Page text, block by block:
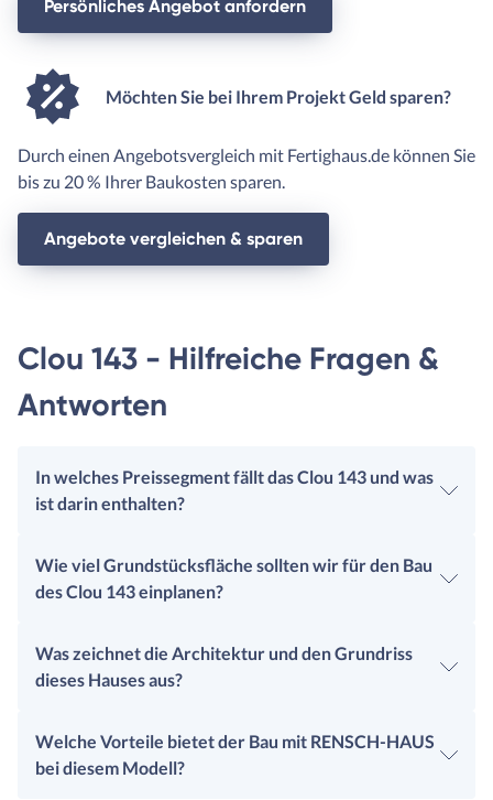
Persönliches Angebot anfordern
Möchten Sie bei Ihrem Projekt Geld sparen?
Durch einen Angebotsvergleich mit Fertighaus.de können Sie
bis zu 20 % Ihrer Baukosten sparen.
Angebote vergleichen & sparen
Clou 143 - Hilfreiche Fragen &
Antworten
In welches Preissegment fällt das Clou 143 und was
ist darin enthalten?
Wie viel Grundstücksfläche sollten wir für den Bau
des Clou 143 einplanen?
Was zeichnet die Architektur und den Grundriss
dieses Hauses aus?
Welche Vorteile bietet der Bau mit RENSCH-HAUS
bei diesem Modell?